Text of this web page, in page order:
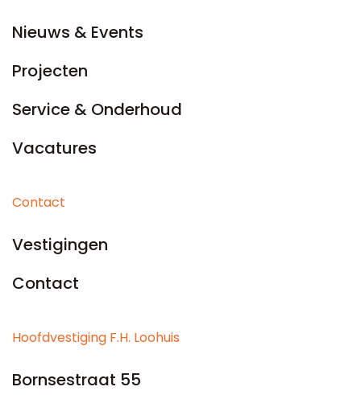
Nieuws & Events
Projecten
Service & Onderhoud
Vacatures
Contact
Vestigingen
Contact
Hoofdvestiging F.H. Loohuis
Bornsestraat 55